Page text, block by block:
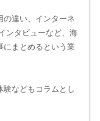
の違い、インターネ
ンタビューなど、海
にまとめるという業
験などもコラムとし